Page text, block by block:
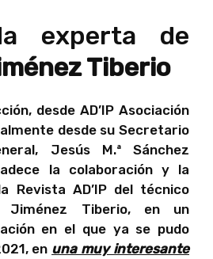
experta de
Tiberio
desde AD’IP Asociación
desde su Secretario
Jesús M.ª Sánchez
la colaboración y la
Revista AD’IP del técnico
Jiménez Tiberio, en un
en el que ya se pudo
en una muy interesante